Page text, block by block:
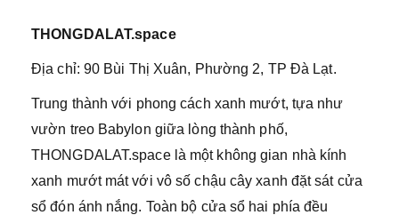
THONGDALAT.space
Địa chỉ: 90 Bùi Thị Xuân, Phường 2, TP Đà Lạt.
Trung thành với phong cách xanh mướt, tựa như
vườn treo Babylon giữa lòng thành phố,
THONGDALAT.space là một không gian nhà kính
xanh mướt mát với vô số chậu cây xanh đặt sát cửa
sổ đón ánh nắng. Toàn bộ cửa sổ hai phía đều